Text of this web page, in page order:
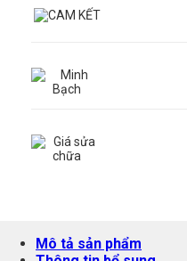
Mô tả sản phẩm